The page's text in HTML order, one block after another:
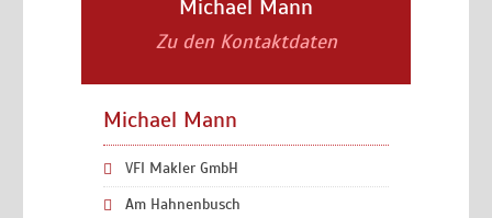
Michael Mann
Zu den Kontaktdaten
Michael Mann
VFI Makler GmbH
Am Hahnenbusch